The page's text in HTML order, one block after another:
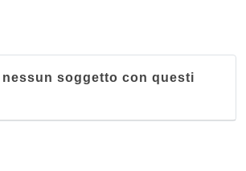
soggetto con questi